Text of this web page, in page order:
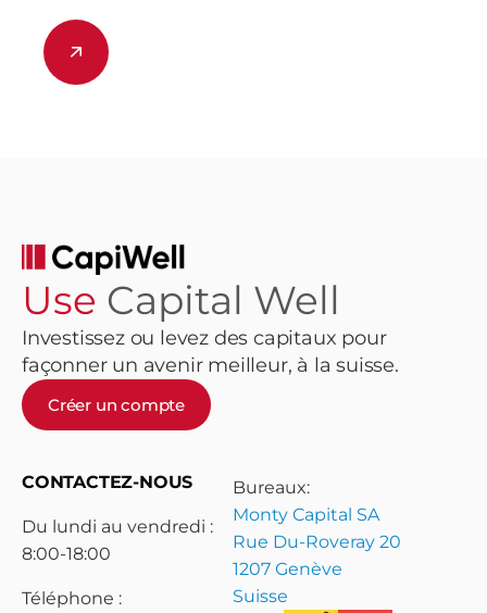
Use Capital Well
Investissez ou levez des capitaux pour
façonner un avenir meilleur, à la suisse.
Créer un compte
CONTACTEZ-NOUS
Du lundi au vendredi :
8:00-18:00
Téléphone :
Bureaux:
Monty Capital SA
Rue Du-Roveray 20
1207 Genève
Suisse